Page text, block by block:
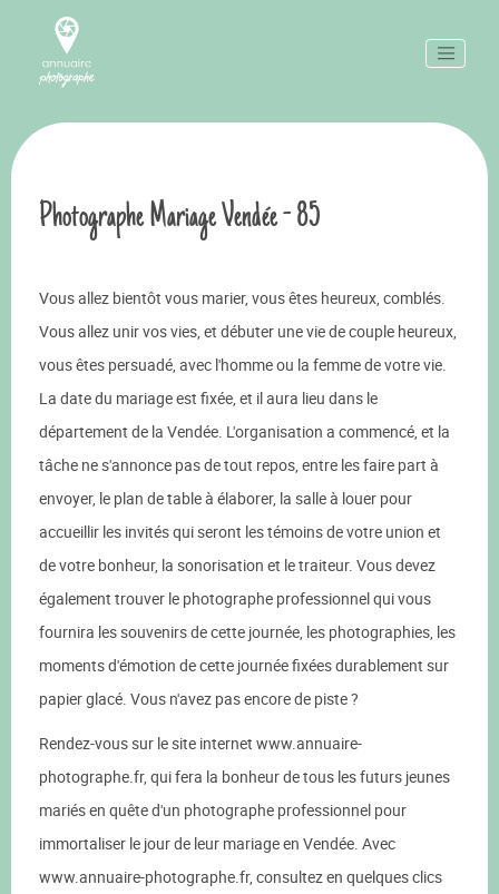
Photographe Mariage Vendée - 85
Vous allez bientôt vous marier, vous êtes heureux, comblés.
Vous allez unir vos vies, et débuter une vie de couple heureux,
vous êtes persuadé, avec l'homme ou la femme de votre vie.
La date du mariage est fixée, et il aura lieu dans le
département de la Vendée. L'organisation a commencé, et la
tâche ne s'annonce pas de tout repos, entre les faire part à
envoyer, le plan de table à élaborer, la salle à louer pour
accueillir les invités qui seront les témoins de votre union et
de votre bonheur, la sonorisation et le traiteur. Vous devez
également trouver le photographe professionnel qui vous
fournira les souvenirs de cette journée, les photographies, les
moments d'émotion de cette journée fixées durablement sur
papier glacé. Vous n'avez pas encore de piste ?
Rendez-vous sur le site internet www.annuaire-
photographe.fr, qui fera la bonheur de tous les futurs jeunes
mariés en quête d'un photographe professionnel pour
immortaliser le jour de leur mariage en Vendée. Avec
www.annuaire-photographe.fr, consultez en quelques clics